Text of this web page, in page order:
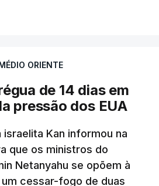
ORIENTE
de 14 dias em
pressão dos EUA
Kan informou na
que os ministros do
Netanyahu se opõem à
cessar-fogo de duas